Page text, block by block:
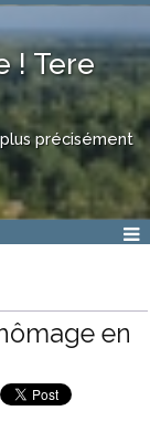
! Tere
précisément
en